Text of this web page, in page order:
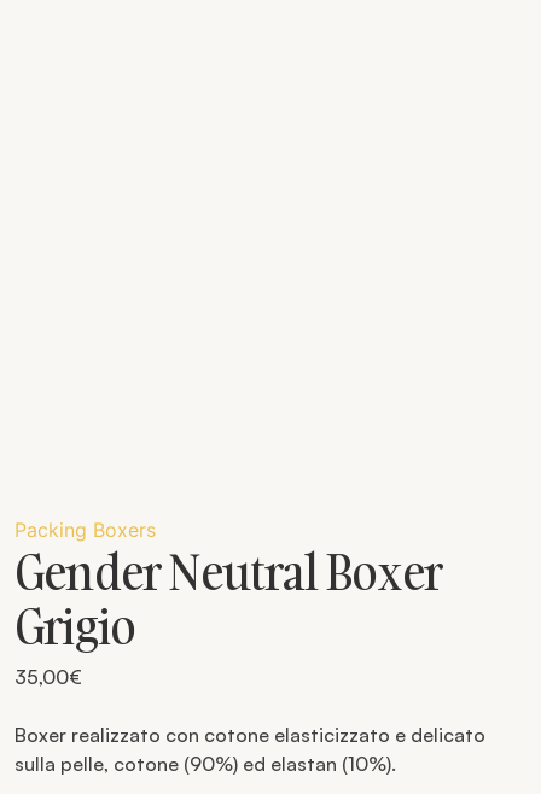
Packing Boxers
Gender Neutral Boxer
Grigio
35,00€
Boxer realizzato con cotone elasticizzato e delicato
sulla pelle, cotone (90%) ed elastan (10%).